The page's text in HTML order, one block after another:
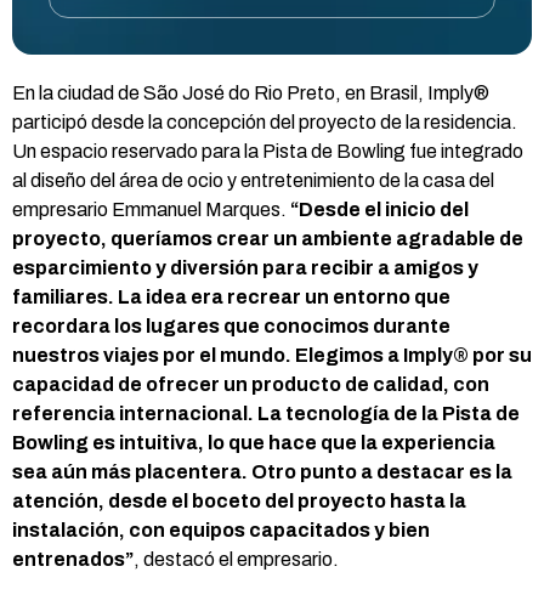
En la ciudad de São José do Rio Preto, en Brasil, Imply®
participó desde la concepción del proyecto de la residencia.
Un espacio reservado para la Pista de Bowling fue integrado
al diseño del área de ocio y entretenimiento de la casa del
empresario Emmanuel Marques. “Desde el inicio del
proyecto, queríamos crear un ambiente agradable de
esparcimiento y diversión para recibir a amigos y
familiares. La idea era recrear un entorno que
recordara los lugares que conocimos durante
nuestros viajes por el mundo. Elegimos a Imply® por su
capacidad de ofrecer un producto de calidad, con
referencia internacional. La tecnología de la Pista de
Bowling es intuitiva, lo que hace que la experiencia
sea aún más placentera. Otro punto a destacar es la
atención, desde el boceto del proyecto hasta la
instalación, con equipos capacitados y bien
entrenados”, destacó el empresario.